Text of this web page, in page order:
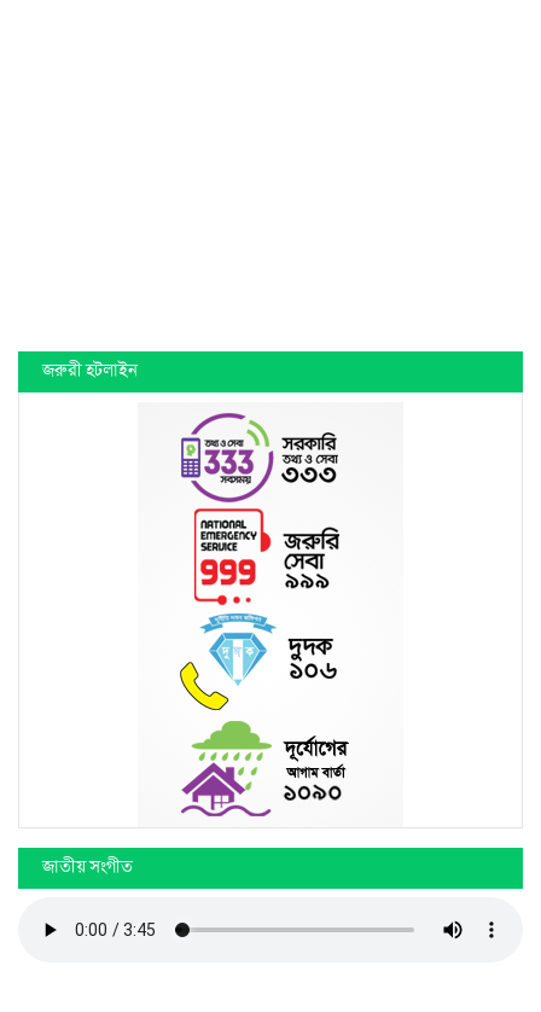
জরুরী হটলাইন
জাতীয় সংগীত